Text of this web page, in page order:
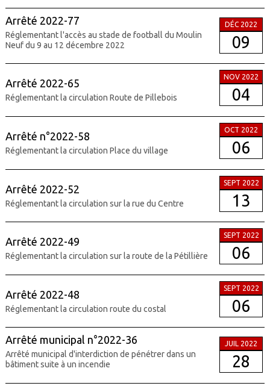
Arrêté 2022-77
Réglementant l'accès au stade de football du Moulin
Neuf du 9 au 12 décembre 2022
DÉC 2022
09
Arrêté 2022-65
Réglementant la circulation Route de Pillebois
NOV 2022
04
Arrêté n°2022-58
Réglementant la circulation Place du village
OCT 2022
06
Arrêté 2022-52
Réglementant la circulation sur la rue du Centre
SEPT 2022
13
Arrêté 2022-49
Réglementant la circulation sur la route de la Pétillière
SEPT 2022
06
Arrêté 2022-48
Réglementant la circulation route du costal
SEPT 2022
06
Arrêté municipal n°2022-36
Arrêté municipal d'interdiction de pénétrer dans un
bâtiment suite à un incendie
JUIL 2022
28